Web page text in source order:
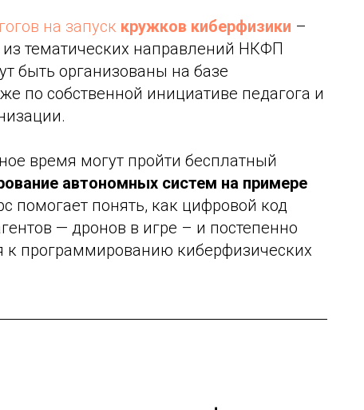
на запуск кружков киберфизики –
тематических направлений НКФП
быть организованы на базе
по собственной инициативе педагога и
время могут пройти бесплатный
автономных систем на примере
помогает понять, как цифровой код
— дронов в игре – и постепенно
к программированию киберфизических